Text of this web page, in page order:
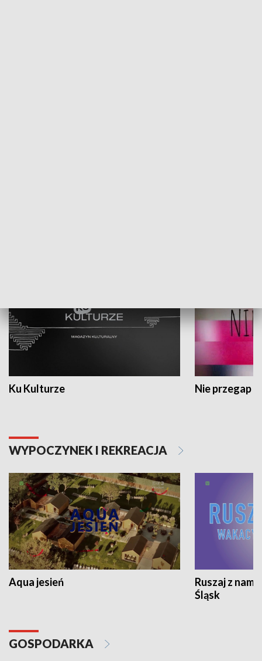
Ku Kulturze Nie przegap
WYPOCZYNEK I REKREACJA
Aqua jesień
Ruszaj z
Śląsk
GOSPODARKA